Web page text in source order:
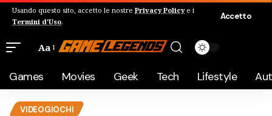
Usando questo sito, accetto le nostre Privacy Policye i
Termini d'Uso.
Accetto
Aa
Games Movies Geek Tech Lifestyle
VIDEOGIOCHI